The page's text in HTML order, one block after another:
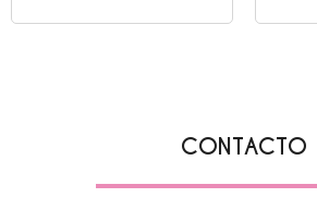
CONTACTO